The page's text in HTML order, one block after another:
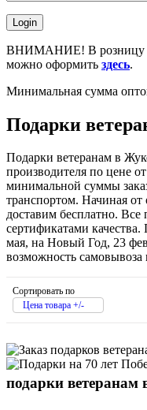
ВНИМАНИЕ! В розницу и
можно оформить здесь.
Минимальная сумма
Подарки
Подарки ветеранам в
производителя по цене
минимальной суммы
транспортом. Начиная
доставим бесплатно.
сертификатами
мая, на Новый Год, 23
возможность
Сортировать по
Цена товара +/-
подарки ветеранам